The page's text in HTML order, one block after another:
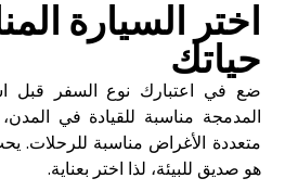
اختر السيارة
حياتك
ضع في اعتبارك نوع السفر قبل
المدمجة مناسبة للقيادة في المدن،
متعددة الأغراض مناسبة للرحلات.
هو صديق للبيئة، لذا اختر بعناية.